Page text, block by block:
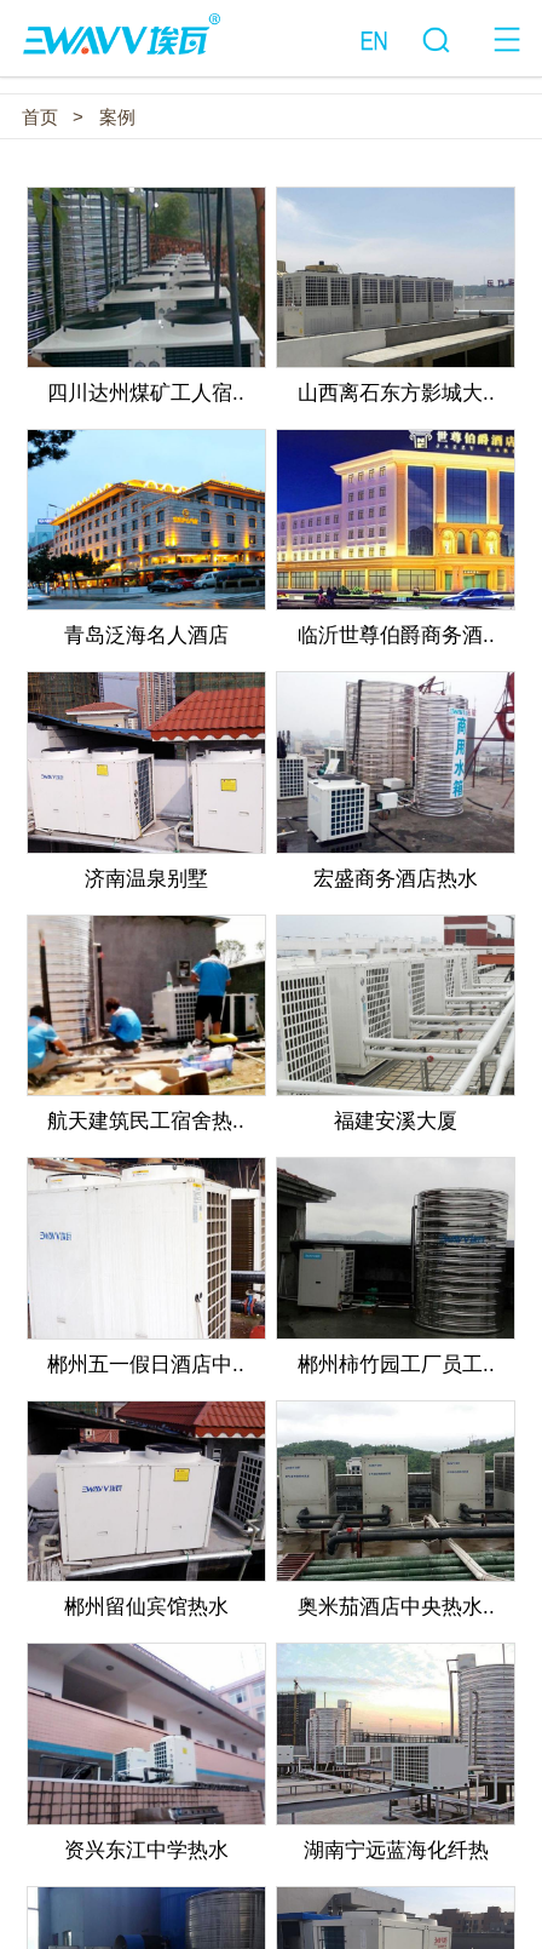
首页 > 案例
四川达州煤矿工人宿.. 山西离石东方影城大..
青岛泛海名人酒店 临沂世尊伯爵商务酒..
济南温泉别墅 宏盛商务酒店热水
航天建筑民工宿舍热.. 福建安溪大厦
郴州五一假日酒店中.. 郴州柿竹园工厂员工..
郴州留仙宾馆热水 奥米茄酒店中央热水..
资兴东江中学热水 湖南宁远蓝海化纤热